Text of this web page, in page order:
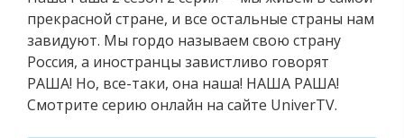
прекрасной стране, и все остальные страны нам
завидуют. Мы гордо называем свою страну
Россия, а иностранцы завистливо говорят
РАША! Но, все-таки, она наша! НАША РАША!
Смотрите серию онлайн на сайте UniverTV.